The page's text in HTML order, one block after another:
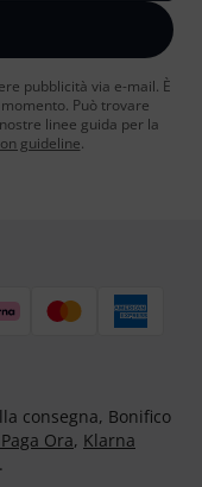
pubblicità via e-mail. È
Può trovare
linee guida per la
guideline.
consegna, Bonifico
Ora, Klarna